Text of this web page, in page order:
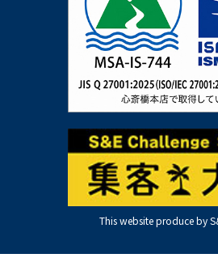
This website produce by